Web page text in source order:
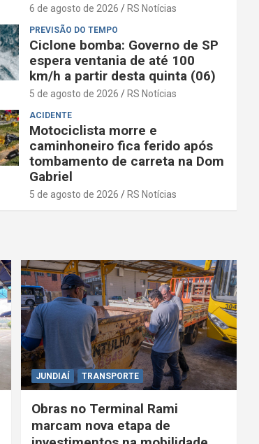
6 de agosto de 2026 RS Notícias
PREVISÃO DO TEMPO
Ciclone bomba: Governo de SP
espera ventania de até 100
km/h a partir desta quinta (06)
5 de agosto de 2026 RS Notícias
ACIDENTE
Motociclista morre e
caminhoneiro fica ferido após
tombamento de carreta na Dom
Gabriel
5 de agosto de 2026 RS Notícias
JUNDIAÍ TRANSPORTE
Obras no Terminal Rami
marcam nova etapa de